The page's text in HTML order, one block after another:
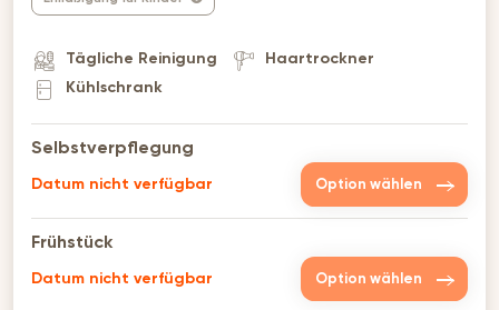
Tägliche Reinigung
Haartrockner
Kühlschrank
Selbstverpflegung
Datum nicht verfügbar Option wählen
Frühstück
Datum nicht verfügbar Option wählen